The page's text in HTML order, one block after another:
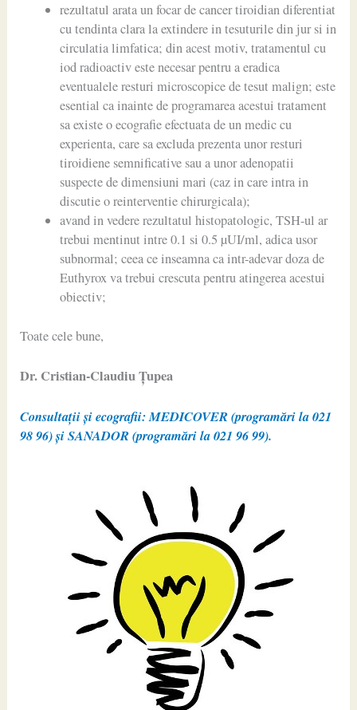
rezultatul arata un focar de cancer tiroidian diferentiat
cu tendinta clara la extindere in tesuturile din jur si in
circulatia limfatica; din acest motiv, tratamentul cu
iod radioactiv este necesar pentru a eradica
eventualele resturi microscopice de tesut malign; este
esential ca inainte de programarea acestui tratament
sa existe o ecografie efectuata de un medic cu
experienta, care sa excluda prezenta unor resturi
tiroidiene semnificative sau a unor adenopatii
suspecte de dimensiuni mari (caz in care intra in
discutie o reinterventie chirurgicala);
avand in vedere rezultatul histopatologic, TSH-ul ar
trebui mentinut intre 0.1 si 0.5 µUI/ml, adica usor
subnormal; ceea ce inseamna ca intr-adevar doza de
Euthyrox va trebui crescuta pentru atingerea acestui
obiectiv;
Toate cele bune,
Dr. Cristian-Claudiu Ţupea
Consultații și ecografii: MEDICOVER (programări la 021
98 96) și SANADOR (programări la 021 96 99).